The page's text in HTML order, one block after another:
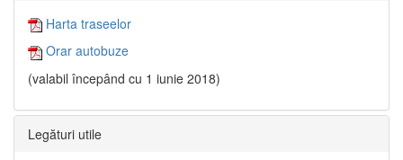
Harta traseelor
Orar autobuze
(valabil începând cu 1 iunie 2018)
Legături utile